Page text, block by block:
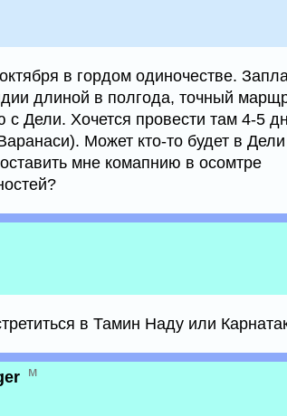
в гордом одиночестве.
длиной в полгода, точный
Дели. Хочется провести там 4-5
Может кто-то будет в
мне комапнию в осомтре
в Тамин Наду или
м